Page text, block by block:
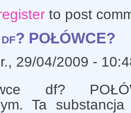
to post
df? POŁÓWCE?
29/04/2009 -
df?
Ta